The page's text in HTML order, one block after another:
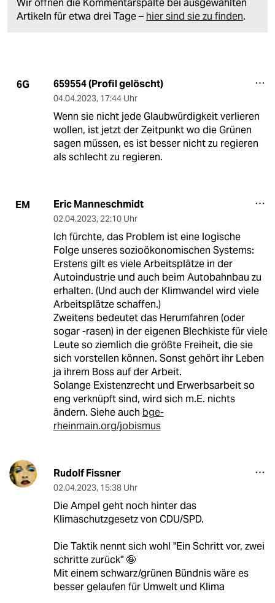
Wir öffnen die Kommentarspalte bei ausgewählten
Artikeln für etwa drei Tage – hier sind sie zu finden.
6G 659554 (Profil gelöscht)
04.04.2023, 17:44 Uhr
Wenn sie nicht jede Glaubwürdigkeit verlieren
wollen, ist jetzt der Zeitpunkt wo die Grünen
sagen müssen, es ist besser nicht zu regieren
als schlecht zu regieren.
EM Eric Manneschmidt
02.04.2023, 22:10 Uhr
Ich fürchte, das Problem ist eine logische
Folge unseres sozioökonomischen Systems:
Erstens gilt es viele Arbeitsplätze in der
Autoindustrie und auch beim Autobahnbau zu
erhalten. (Und auch der Klimwandel wird viele
Arbeitsplätze schaffen.)
Zweitens bedeutet das Herumfahren (oder
sogar -rasen) in der eigenen Blechkiste für viele
Leute so ziemlich die größte Freiheit, die sie
sich vorstellen können. Sonst gehört ihr Leben
ja ihrem Boss auf der Arbeit.
Solange Existenzrecht und Erwerbsarbeit so
eng verknüpft sind, wird sich m.E. nichts
ändern. Siehe auch bge-
rheinmain.org/jobismus
Rudolf Fissner
02.04.2023, 15:38 Uhr
Die Ampel geht noch hinter das
Klimaschutzgesetz von CDU/SPD.
Die Taktik nennt sich wohl "Ein Schritt vor, zwei
schritte zurück" 🤪
Mit einem schwarz/grünen Bündnis wäre es
besser gelaufen für Umwelt und Klima